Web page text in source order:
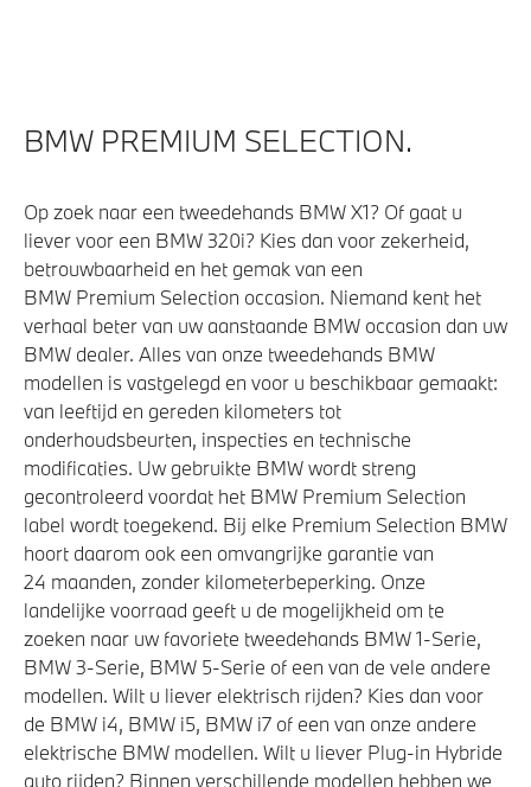
BMW PREMIUM SELECTION.
Op zoek naar een tweedehands BMW X1? Of gaat u
liever voor een BMW 320i? Kies dan voor zekerheid,
betrouwbaarheid en het gemak van een
BMW Premium Selection occasion. Niemand kent het
verhaal beter van uw aanstaande BMW occasion dan uw
BMW dealer. Alles van onze tweedehands BMW
modellen is vastgelegd en voor u beschikbaar gemaakt:
van leeftijd en gereden kilometers tot
onderhoudsbeurten, inspecties en technische
modificaties. Uw gebruikte BMW wordt streng
gecontroleerd voordat het BMW Premium Selection
label wordt toegekend. Bij elke Premium Selection BMW
hoort daarom ook een omvangrijke garantie van
24 maanden, zonder kilometerbeperking. Onze
landelijke voorraad geeft u de mogelijkheid om te
zoeken naar uw favoriete tweedehands BMW 1-Serie,
BMW 3-Serie, BMW 5-Serie of een van de vele andere
modellen. Wilt u liever elektrisch rijden? Kies dan voor
de BMW i4, BMW i5, BMW i7 of een van onze andere
elektrische BMW modellen. Wilt u liever Plug-in Hybride
auto rijden? Binnen verschillende modellen hebben we